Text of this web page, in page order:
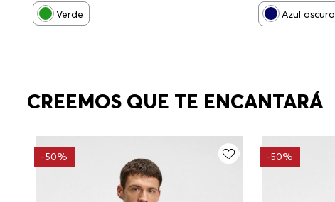
Verde
Azul oscuro
CREEMOS QUE TE ENCANTARÁ
-50% -50%